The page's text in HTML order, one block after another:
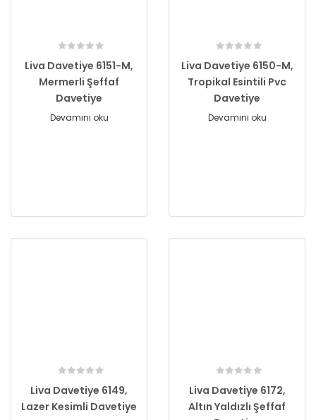
Liva Davetiye 6151-M,
Mermerli Şeffaf
Davetiye
Devamını oku
Liva Davetiye 6150-M,
Tropikal Esintili Pvc
Davetiye
Devamını oku
Liva Davetiye 6149,
Lazer Kesimli Davetiye
Liva Davetiye 6172,
Altın Yaldızlı Şeffaf